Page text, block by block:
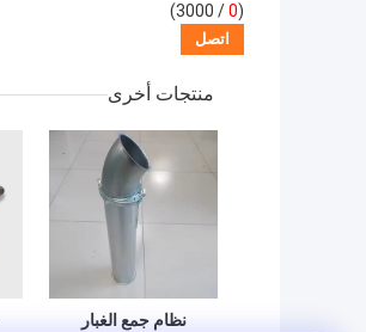
(
0
/ 3000)
منتجات أخرى
نظام جمع الغبار